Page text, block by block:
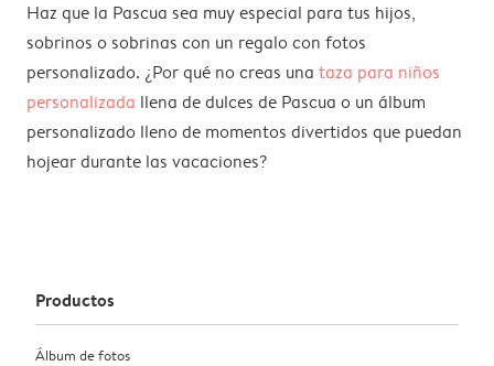
Haz que la Pascua sea muy especial para tus hijos,
sobrinos o sobrinas con un regalo con fotos
personalizado. ¿Por qué no creas una taza para niños
personalizada llena de dulces de Pascua o un álbum
personalizado lleno de momentos divertidos que puedan
hojear durante las vacaciones?
Productos
Álbum de fotos